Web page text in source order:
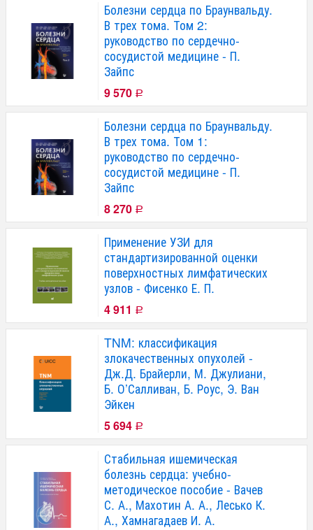
Болезни сердца по Браунвальду.
В трех тома. Том 2:
руководство по сердечно-
сосудистой медицине - П.
Зайпс
9 570 Р
Болезни сердца по Браунвальду.
В трех тома. Том 1:
руководство по сердечно-
сосудистой медицине - П.
Зайпс
8 270 Р
Применение УЗИ для
стандартизированной оценки
поверхностных лимфатических
узлов - Фисенко Е. П.
4 911 Р
TNM: классификация
злокачественных опухолей -
Дж.Д. Брайерли, М. Джулиани,
Б. О’Салливан, Б. Роус, Э. Ван
Эйкен
5 694 Р
Стабильная ишемическая
болезнь сердца: учебно-
методическое пособие - Вачев
С. А., Махотин А. А., Лесько К.
А., Хамнагадаев И. А.